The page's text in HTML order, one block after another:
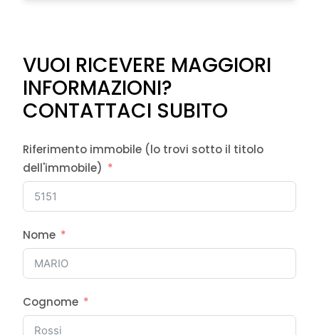
VUOI RICEVERE MAGGIORI
INFORMAZIONI?
CONTATTACI SUBITO
Riferimento immobile (lo trovi sotto il titolo
dell'immobile)
Nome
Cognome